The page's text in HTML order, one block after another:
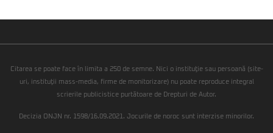
Citarea se poate face în limita a 250 de semne. Nici o instituţie sau persoană (site-
uri, instituţii mass-media, firme de monitorizare) nu poate reproduce integral
scrierile publicistice purtătoare de Drepturi de Autor.
Decizia ONJN nr. 1598/16.09.2021. Jocurile de noroc sunt interzise minorilor.